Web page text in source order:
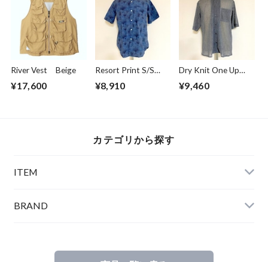
River Vest Beige
¥17,600
Resort Print S/S
Shirts Blue
¥8,910
Dry Knit One Up
Collar S/S Shirts
Gray
¥9,460
カテゴリから探す
ITEM
BRAND